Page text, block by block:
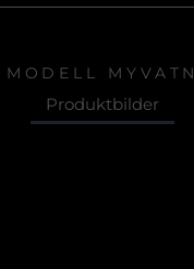
MODELL MYVATN
Produktbilder